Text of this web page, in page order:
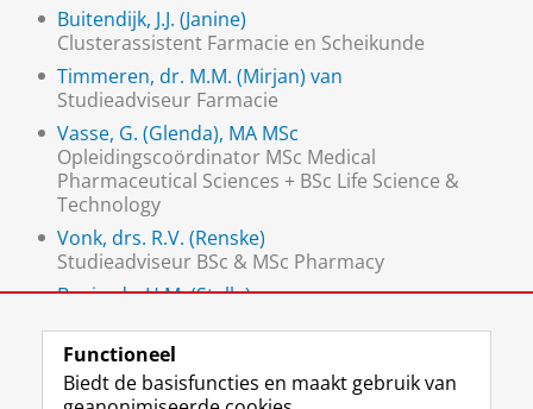
Buitendijk, J.J. (Janine)
Clusterassistent Farmacie en Scheikunde
Timmeren, dr. M.M. (Mirjan) van
Studieadviseur Farmacie
Vasse, G. (Glenda), MA MSc
Opleidingscoördinator MSc Medical
Pharmaceutical Sciences + BSc Life Science &
Technology
Vonk, drs. R.V. (Renske)
Studieadviseur BSc & MSc Pharmacy
Banis, dr. H.M. (Stella)
Functioneel
Biedt de basisfuncties en maakt gebruik van